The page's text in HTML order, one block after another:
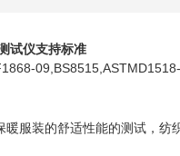
试仪支持标准
服装的舒适性能的测试，纺